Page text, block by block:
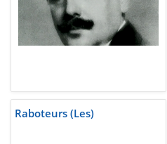
Raboteurs (Les)